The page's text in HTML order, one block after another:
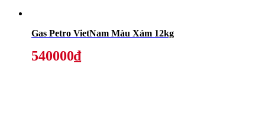
Gas Petro VietNam Màu Xám 12kg
540000₫